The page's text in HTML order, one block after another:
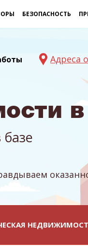
БЕЗОПАСНОСТЬ
Адреса